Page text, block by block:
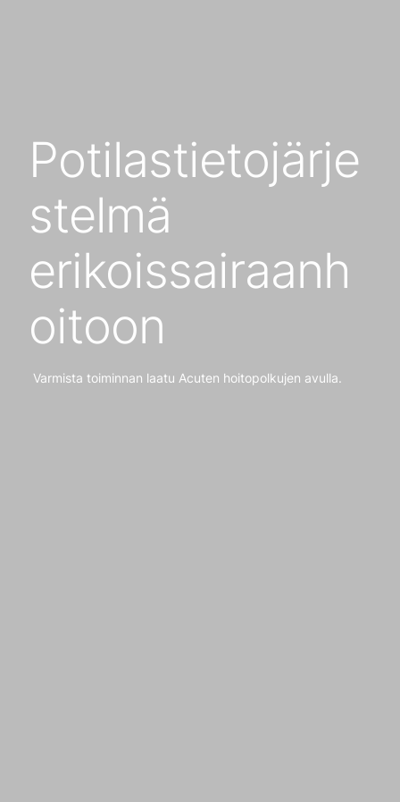
Potilastietojärje
stelmä
erikoissairaanh
oitoon
Varmista toiminnan laatu Acuten hoitopolkujen avulla.